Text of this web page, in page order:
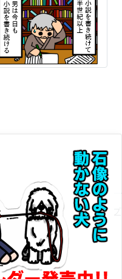
著作権について 免責事項
お問い合わせ